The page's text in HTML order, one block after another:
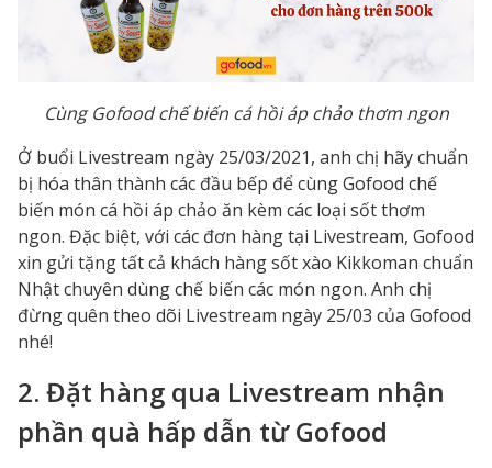
Cùng Gofood chế biến cá hồi áp chảo thơm ngon
Ở buổi Livestream ngày 25/03/2021, anh chị hãy chuẩn
bị hóa thân thành các đầu bếp để cùng Gofood chế
biến món cá hồi áp chảo ăn kèm các loại sốt thơm
ngon. Đặc biệt, với các đơn hàng tại Livestream, Gofood
xin gửi tặng tất cả khách hàng sốt xào Kikkoman chuẩn
Nhật chuyên dùng chế biến các món ngon. Anh chị
đừng quên theo dõi Livestream ngày 25/03 của Gofood
nhé!
2. Đặt hàng qua Livestream nhận
phần quà hấp dẫn từ Gofood